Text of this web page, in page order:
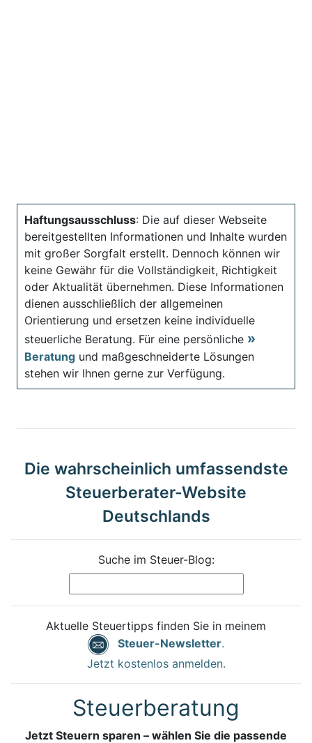
Haftungsausschluss: Die auf dieser Webseite
bereitgestellten Informationen und Inhalte wurden
mit großer Sorgfalt erstellt. Dennoch können wir
keine Gewähr für die Vollständigkeit, Richtigkeit
oder Aktualität übernehmen. Diese Informationen
dienen ausschließlich der allgemeinen
Orientierung und ersetzen keine individuelle
steuerliche Beratung. Für eine persönliche
Beratung und maßgeschneiderte Lösungen
stehen wir Ihnen gerne zur Verfügung.
Die wahrscheinlich umfassendste
Steuerberater-Website
Deutschlands
Suche im Steuer-Blog:
Aktuelle Steuertipps finden Sie in meinem
Steuer-Newsletter.
Jetzt kostenlos anmelden.
Steuerberatung
Jetzt Steuern sparen – wählen Sie die passende